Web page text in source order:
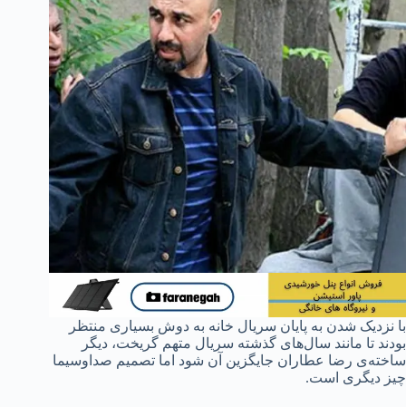
با نزدیک شدن به پایان سریال خانه به دوش بسیاری منتظر
بودند تا مانند سال‌های گذشته سریال متهم گریخت، دیگر
ساخته‌ی رضا عطاران جایگزین آن شود اما تصمیم صداوسیما
چیز دیگری است.